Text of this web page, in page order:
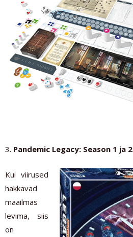
3. Pandemic Legacy: Season 1 ja 2
Kui viirused
hakkavad
maailmas
levima, siis
on